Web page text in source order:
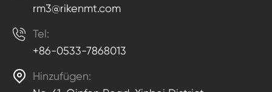
rm3@rikenmt.com
 Tel:
+86-0533-7868013

Hinzufügen: